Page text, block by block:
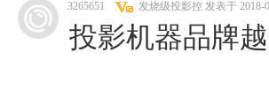
3265651 发烧级投影控 发表于 2018-
投影机器品牌